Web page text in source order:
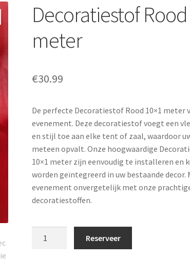
Decoratiestof
meter
€30.99
De perfecte Decoratiestof Rood 10×1 meter
evenement. Deze decoratiestof voegt een
en stijl toe aan elke tent of zaal, waardoor
meteen opvalt. Onze hoogwaardige
10×1 meter zijn eenvoudig te installeren en
worden geïntegreerd in uw bestaande decor.
evenement onvergetelijk met onze
decoratiestoffen.
Reserveer